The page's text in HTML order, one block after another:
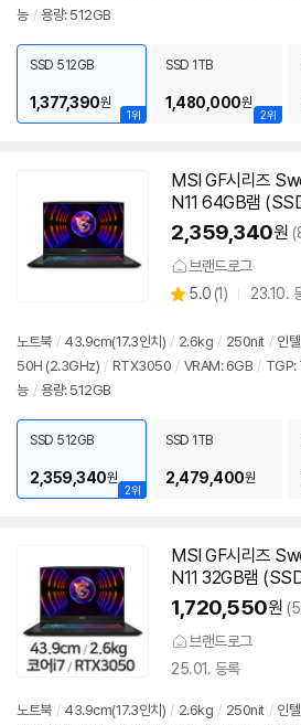
능 / 용량: 512GB
1위
SSD 512GB
1,377,390원
2위
SSD 1TB
1,480,000원
MSI GF시리즈
N11 64GB램
2,359,340원
브랜드로그
별
5.0 (상
리
뷰
1) 23.10.
노트북 / 43.9cm(17.3인치) / 2.6kg / 250nit / 인텔
50H (2.3GHz) / RTX3050 / VRAM: 6GB / TGP:
능 / 용량: 512GB
2위
SSD 512GB
2,359,340원
SSD 1TB
2,479,400원
MSI GF시리즈
N11 32GB램
1,720,550원
브랜드로그
25.01. 등록
노트북 / 43.9cm(17.3인치) / 2.6kg / 250nit / 인텔